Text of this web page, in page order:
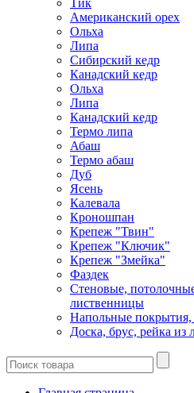
Тик
Американский орех
Ольха
Липа
Сибирский кедр
Канадский кедр
Ольха
Липа
Канадский кедр
Термо липа
Абаш
Термо абаш
Дуб
Ясень
Калевала
Кроношпан
Крепеж "Твин"
Крепеж "Ключик"
Крепеж "Змейка"
Фаздек
Стеновые,
лиственницы
Напольные покрытия,
Доска, брус, рейка из